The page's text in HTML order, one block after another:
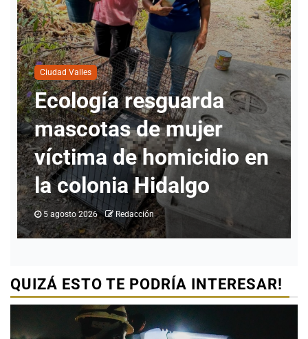
de mujer
homicidio en
Ciudad Valles
Nueva
INMUVI da
labores con
ciudadanos
programas
5 agosto 2026
QUIZÁ ESTO TE PODRÍA INTERESAR!